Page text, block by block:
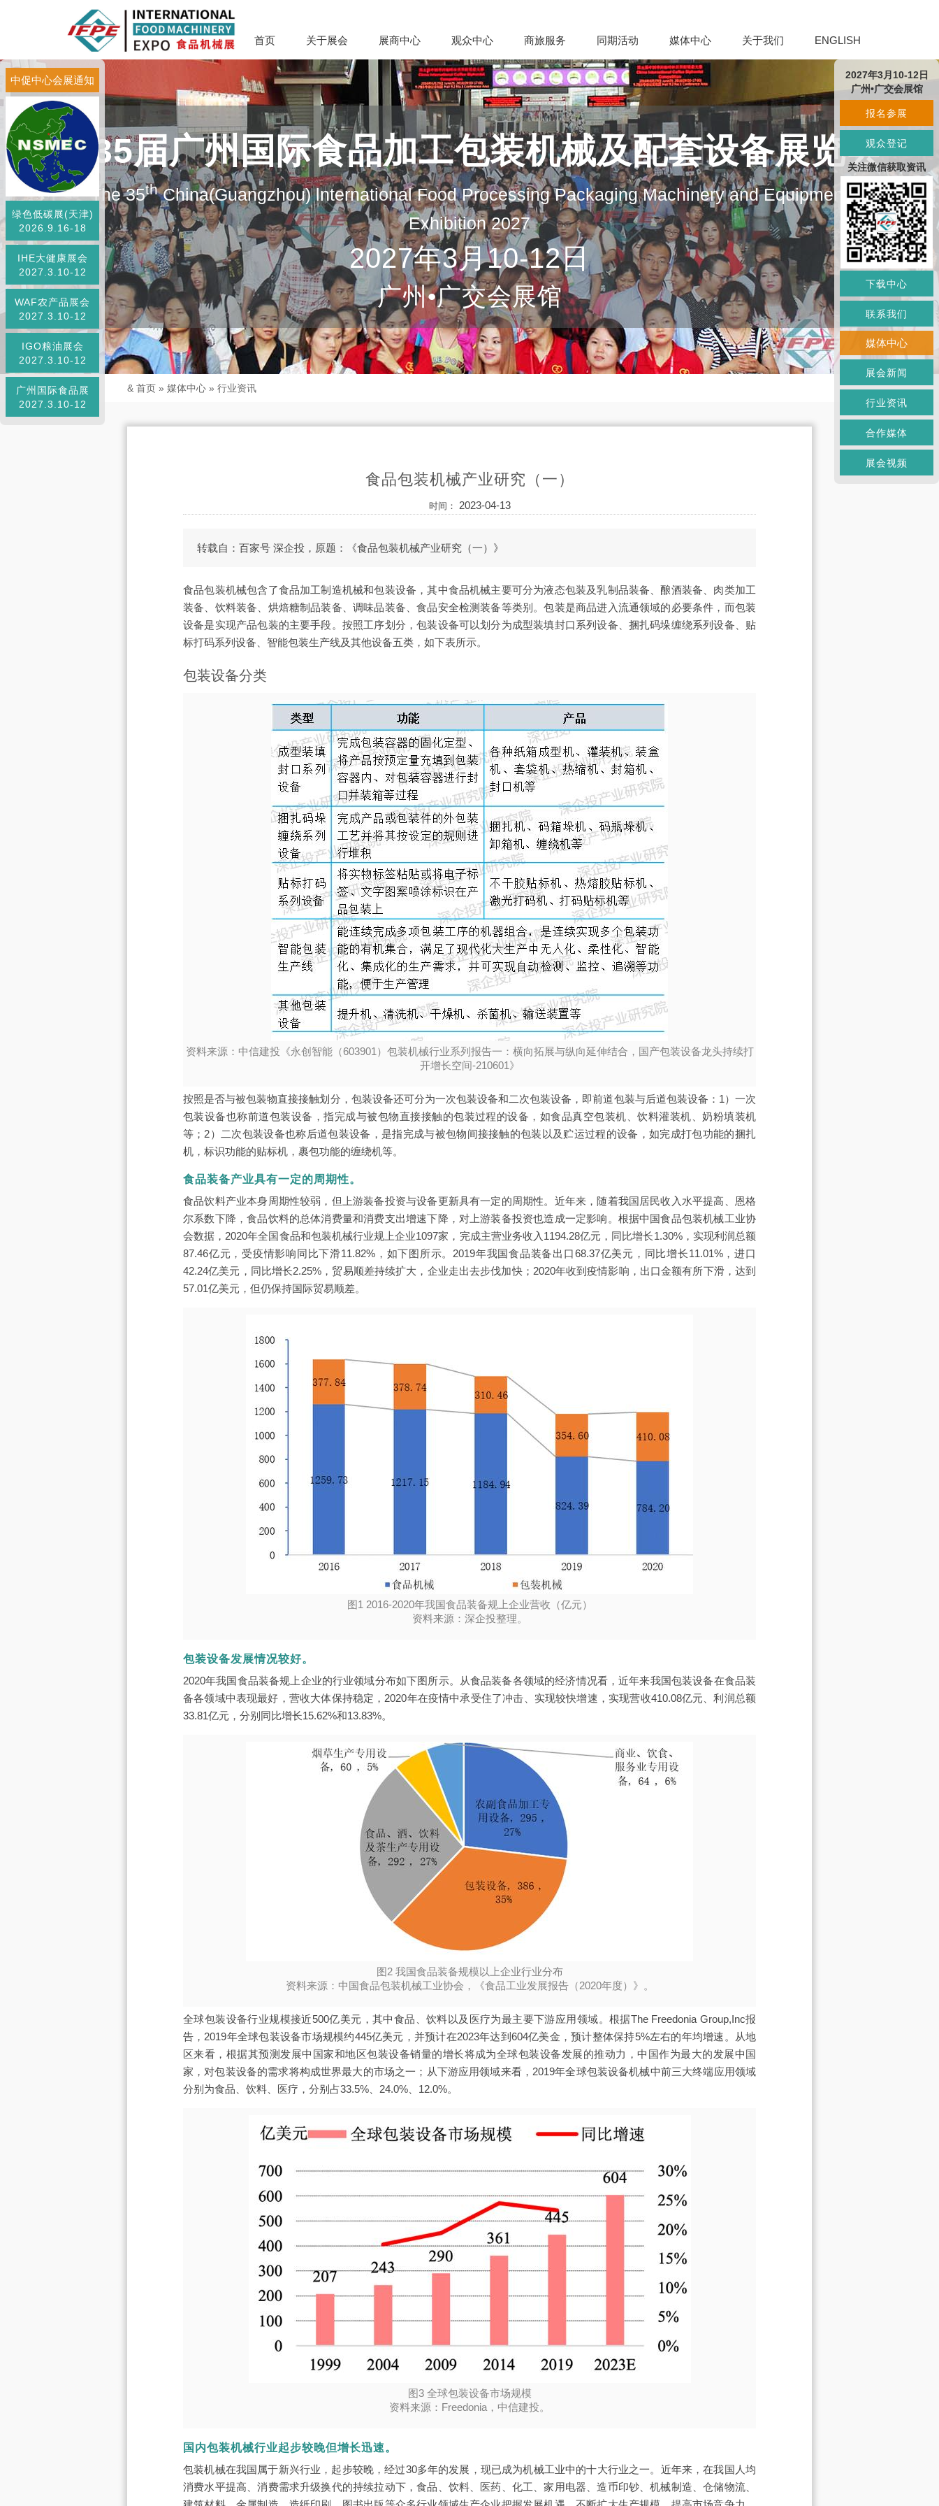
首页 关于展会 展商中心 观众中心 商旅服务 同期活动 媒体中心 关于我们 ENGLISH
第35届广州国际食品加工包装机械及配套设备展览会
The 35thChina(Guangzhou) lnternational Food Processing Packaging Machinery and Equipment
Exhibition 2027
2027年3月10-12日
广州•广交会展馆
中促中心会展通知
绿色低碳展(天津)
2026.9.16-18
IHE大健康展会
2027.3.10-12
WAF农产品展会
2027.3.10-12
IGO粮油展会
2027.3.10-12
广州国际食品展
2027.3.10-12
& 首页 » 媒体中心 » 行业资讯
食品包装机械产业研究（一）
时间： 2023-04-13
转载自：百家号 深企投，原题：《食品包装机械产业研究（一）》
食品包装机械包含了食品加工制造机械和包装设备，其中食品机械主要可分为液态包装及乳制品装备、酿酒装备、肉类加工
装备、饮料装备、烘焙糖制品装备、调味品装备、食品安全检测装备等类别。包装是商品进入流通领域的必要条件，而包装
设备是实现产品包装的主要手段。按照工序划分，包装设备可以划分为成型装填封口系列设备、捆扎码垛缠绕系列设备、贴
标打码系列设备、智能包装生产线及其他设备五类，如下表所示。
包装设备分类
资料来源：中信建投《永创智能（603901）包装机械行业系列报告一：横向拓展与纵向延伸结合，国产包装设备龙头持续打
开增长空间-210601》
按照是否与被包装物直接接触划分，包装设备还可分为一次包装设备和二次包装设备，即前道包装与后道包装设备：1）一次
包装设备也称前道包装设备，指完成与被包物直接接触的包装过程的设备，如食品真空包装机、饮料灌装机、奶粉填装机
等；2）二次包装设备也称后道包装设备，是指完成与被包物间接接触的包装以及贮运过程的设备，如完成打包功能的捆扎
机，标识功能的贴标机，裹包功能的缠绕机等。
食品装备产业具有一定的周期性。
食品饮料产业本身周期性较弱，但上游装备投资与设备更新具有一定的周期性。近年来，随着我国居民收入水平提高、恩格
尔系数下降，食品饮料的总体消费量和消费支出增速下降，对上游装备投资也造成一定影响。根据中国食品包装机械工业协
会数据，2020年全国食品和包装机械行业规上企业1097家，完成主营业务收入1194.28亿元，同比增长1.30%，实现利润总额
87.46亿元，受疫情影响同比下滑11.82%，如下图所示。2019年我国食品装备出口68.37亿美元，同比增长11.01%，进口
42.24亿美元，同比增长2.25%，贸易顺差持续扩大，企业走出去步伐加快；2020年收到疫情影响，出口金额有所下滑，达到
57.01亿美元，但仍保持国际贸易顺差。
图1 2016-2020年我国食品装备规上企业营收（亿元）
资料来源：深企投整理。
包装设备发展情况较好。
2020年我国食品装备规上企业的行业领域分布如下图所示。从食品装备各领域的经济情况看，近年来我国包装设备在食品装
备各领域中表现最好，营收大体保持稳定，2020年在疫情中承受住了冲击、实现较快增速，实现营收410.08亿元、利润总额
33.81亿元，分别同比增长15.62%和13.83%。
图2 我国食品装备规模以上企业行业分布
资料来源：中国食品包装机械工业协会，《食品工业发展报告（2020年度）》。
全球包装设备行业规模接近500亿美元，其中食品、饮料以及医疗为最主要下游应用领域。根据The Freedonia Group,Inc报
告，2019年全球包装设备市场规模约445亿美元，并预计在2023年达到604亿美金，预计整体保持5%左右的年均增速。从地
区来看，根据其预测发展中国家和地区包装设备销量的增长将成为全球包装设备发展的推动力，中国作为最大的发展中国
家，对包装设备的需求将构成世界最大的市场之一；从下游应用领域来看，2019年全球包装设备机械中前三大终端应用领域
分别为食品、饮料、医疗，分别占33.5%、24.0%、12.0%。
图3 全球包装设备市场规模
资料来源：Freedonia，中信建投。
国内包装机械行业起步较晚但增长迅速。
包装机械在我国属于新兴行业，起步较晚，经过30多年的发展，现已成为机械工业中的十大行业之一。近年来，在我国人均
消费水平提高、消费需求升级换代的持续拉动下，食品、饮料、医药、化工、家用电器、造币印钞、机械制造、仓储物流、
2027年3月10-12日
广州•广交会展馆
报名参展
观众登记
关注微信获取资讯
下载中心
联系我们
媒体中心
展会新闻
行业资讯
合作媒体
展会视频